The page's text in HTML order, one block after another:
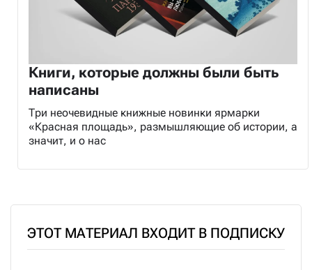
Книги, которые должны были быть
написаны
Три неочевидные книжные новинки ярмарки
«Красная площадь», размышляющие об истории, а
значит, и о нас
ЭТОТ МАТЕРИАЛ ВХОДИТ В ПОДПИСКУ